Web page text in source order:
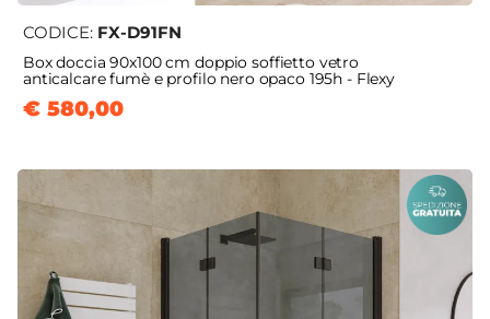
CODICE: FX-D91FN
Box doccia 90x100 cm doppio soffietto vetro
anticalcare fumè e profilo nero opaco 195h - Flexy
€ 580,00